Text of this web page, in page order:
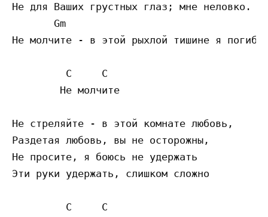
Не для Ваших грустных глаз; мне неловко.
       Gm
Не молчите - в этой рыхлой тишине я
         C     C
        Не молчите
Не стреляйте - в этой комнате любовь,
Раздетая любовь, вы не осторожны,
Не просите, я боюсь не удержать
Эти руки удержать, слишком сложно
         C     C